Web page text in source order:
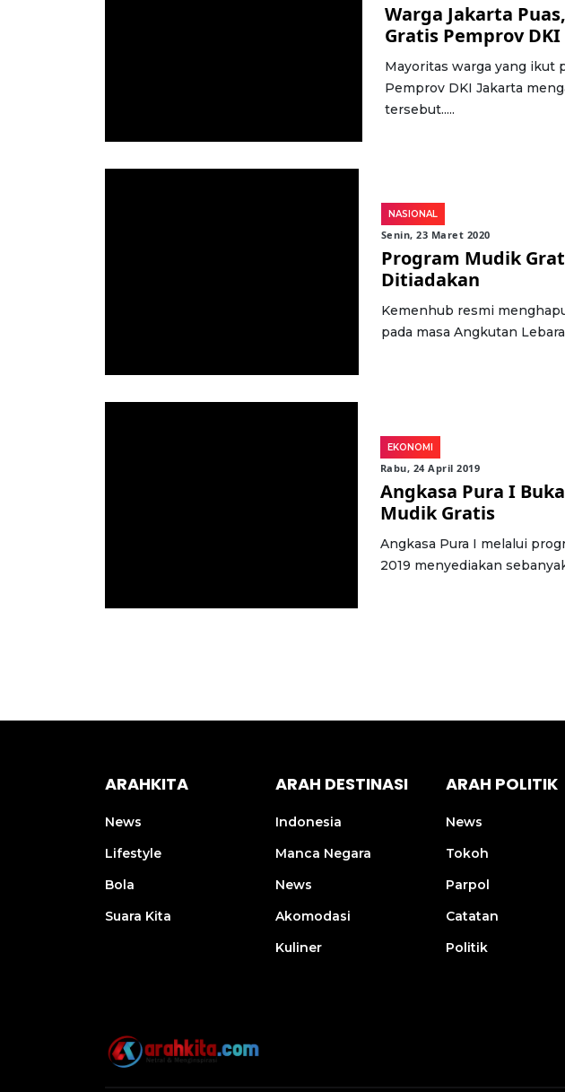
Warga Jakarta
Gratis Pemprov
Mayoritas warga yang ikut
Pemprov DKI Jakarta
tersebut.....
NASIONAL
Senin, 23 Maret 2020
Program Mudik
Ditiadakan
Kemenhub resmi
pada masa Angkutan
EKONOMI
Rabu, 24 April 2019
Angkasa Pura I
Mudik Gratis
Angkasa Pura I melalui
2019 menyediakan
ARAHKITA
News
Lifestyle
Bola
Suara Kita
ARAH DESTINASI
Indonesia
Manca Negara
News
Akomodasi
Kuliner
ARAH POLITIK
News
Tokoh
Parpol
Catatan
Politik